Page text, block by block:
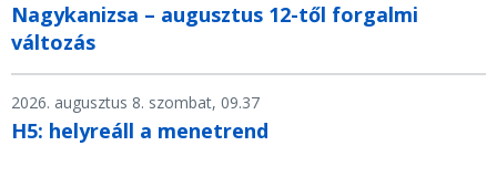
Nagykanizsa – augusztus 12-től forgalmi
változás
2026. augusztus 8. szombat, 09.37
H5: helyreáll a menetrend